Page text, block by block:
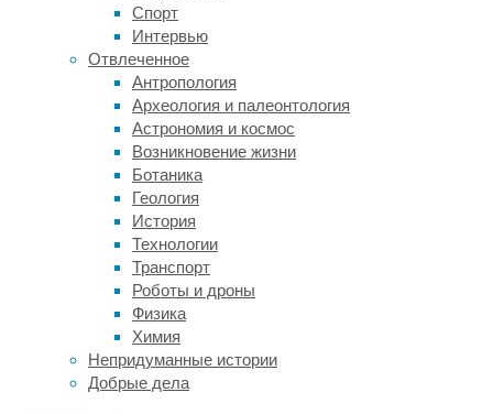
Спорт
Интервью
Отвлеченное
Антропология
Археология и палеонтология
Астрономия и космос
Возникновение жизни
Ботаника
Геология
История
Технологии
Транспорт
Роботы и дроны
Физика
Химия
Непридуманные истории
Добрые дела
леса
скот
не
выедает
траву
нам
не
приходится
расчищать
под
пастбища
новые
территории.
С